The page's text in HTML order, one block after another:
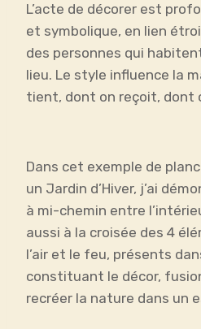
L’acte de décorer est
et symbolique, en lien
des personnes qui
lieu. Le style influence la
tient, dont on reçoit, dont
Dans cet exemple de
un Jardin d’Hiver, j’ai
à mi-chemin entre
aussi à la croisée des 4
l’air et le feu, présents
constituant le décor,
recréer la nature dans un